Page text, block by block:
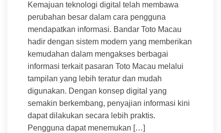
Kemajuan teknologi digital telah membawa
perubahan besar dalam cara pengguna
mendapatkan informasi. Bandar Toto Macau
hadir dengan sistem modern yang memberikan
kemudahan dalam mengakses berbagai
informasi terkait pasaran Toto Macau melalui
tampilan yang lebih teratur dan mudah
digunakan. Dengan konsep digital yang
semakin berkembang, penyajian informasi kini
dapat dilakukan secara lebih praktis.
Pengguna dapat menemukan […]